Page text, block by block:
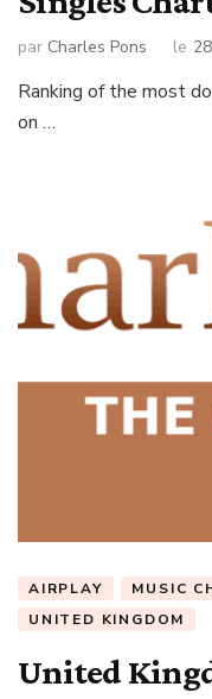
par Charles Pons le
Ranking of the most
on …
AIRPLAY MUSIC
UNITED KINGDOM
United